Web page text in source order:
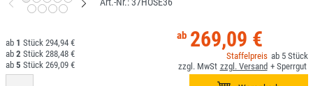
269,09 €
5
1
294,94 €
2
288,48 €
5
269,09 €